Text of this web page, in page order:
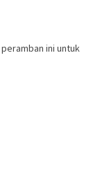
ini untuk